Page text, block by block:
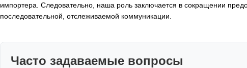
импортера. Следовательно, наша роль заключается в сокращении
последовательной, отслеживаемой коммуникации.
Часто задаваемые вопросы